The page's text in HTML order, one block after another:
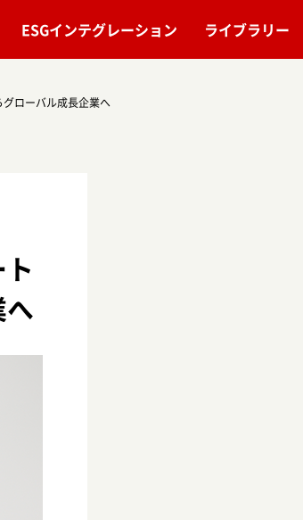
ESGインテグレーション ライブラリー
ローバル成長企業へ